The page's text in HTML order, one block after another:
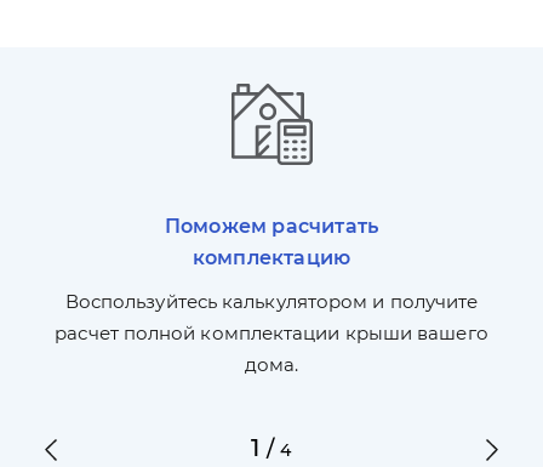
Поможем расчитать
комплектацию
Воспользуйтесь калькулятором и получите
расчет полной комплектации крыши вашего
дома.
1 /4